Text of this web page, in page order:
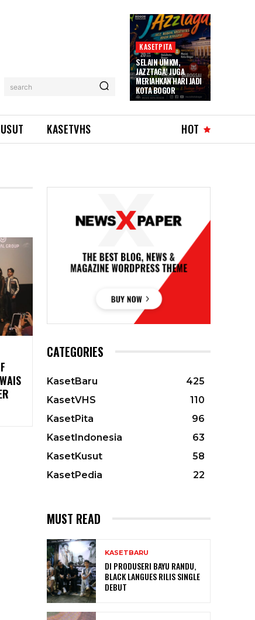
search
KASETPITA
SELAIN UMKM,
JAZZTAGA! JUGA
MERIAHKAN HARI JADI
KOTA BOGOR
KASETVHS HOT
CATEGORIES
KasetBaru
425
KasetVHS
110
KasetPita
96
KasetIndonesia
63
KasetKusut
58
KasetPedia
22
MUST READ
KASETBARU
DI PRODUSERI BAYU RANDU,
BLACK LANGUES RILIS SINGLE
DEBUT